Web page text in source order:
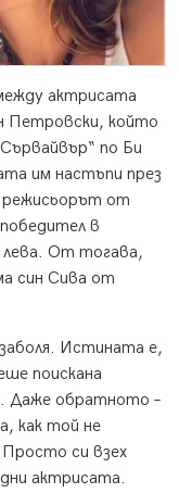
актрисата
Петровски, който
по Би
им настъпи през
режисьорът от
в
лева. От тогава,
син Сива от
Истината е,
поискана
Даже обратното –
как той не
си взех
актрисата.